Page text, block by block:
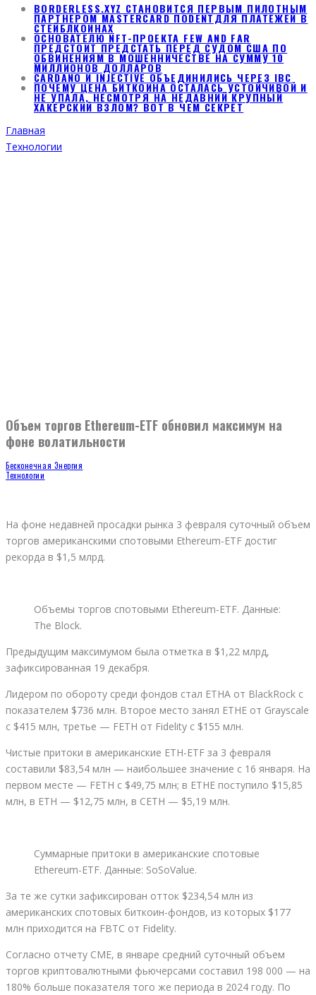
BORDERLESS.XYZ СТАНОВИТСЯ ПЕРВЫМ ПИЛОТНЫМ
ПАРТНЕРОМ MASTERCARD ПОDENTДЛЯ ПЛАТЕЖЕЙ В
СТЕЙБЛКОИНАХ
ОСНОВАТЕЛЮ NFT-ПРОЕКТА FEW AND FAR
ПРЕДСТОИТ ПРЕДСТАТЬ ПЕРЕД СУДОМ США ПО
ОБВИНЕНИЯМ В МОШЕННИЧЕСТВЕ НА СУММУ 10
МИЛЛИОНОВ ДОЛЛАРОВ
CARDANO И INJECTIVE ОБЪЕДИНИЛИСЬ ЧЕРЕЗ IBC
ПОЧЕМУ ЦЕНА БИТКОИНА ОСТАЛАСЬ УСТОЙЧИВОЙ И
НЕ УПАЛА, НЕСМОТРЯ НА НЕДАВНИЙ КРУПНЫЙ
ХАКЕРСКИЙ ВЗЛОМ? ВОТ В ЧЕМ СЕКРЕТ
Главная
Технологии
Объем торгов Ethereum-ETF обновил максимум на
фоне волатильности
Бесконечная Энергия
Технологии
На фоне недавней просадки рынка 3 февраля суточный объем
торгов американскими спотовыми Ethereum-ETF достиг
рекорда в $1,5 млрд.
Объемы торгов спотовыми Ethereum-ETF. Данные:
The Block.
Предыдущим максимумом была отметка в $1,22 млрд,
зафиксированная 19 декабря.
Лидером по обороту среди фондов стал ETHA от BlackRock с
показателем $736 млн. Второе место занял ETHE от Grayscale
с $415 млн, третье — FETH от Fidelity с $155 млн.
Чистые притоки в американские ETH-ETF за 3 февраля
составили $83,54 млн — наибольшее значение с 16 января. На
первом месте — FETH с $49,75 млн; в ETHE поступило $15,85
млн, в ETH — $12,75 млн, в CETH — $5,19 млн.
Суммарные притоки в американские спотовые
Ethereum-ETF. Данные: SoSoValue.
За те же сутки зафиксирован отток $234,54 млн из
американских спотовых биткоин-фондов, из которых $177
млн приходится на FBTC от Fidelity.
Согласно отчету CME, в январе средний суточный объем
торгов криптовалютными фьючерсами составил 198 000 — на
180% больше показателя того же периода в 2024 году. По